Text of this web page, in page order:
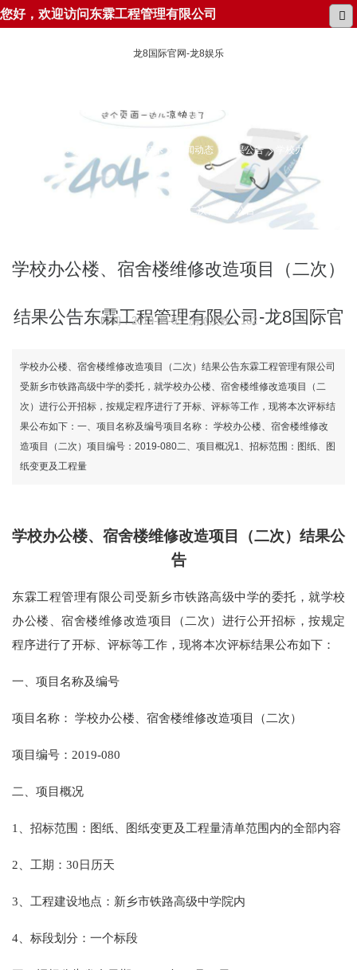
您好，欢迎访问东霖工程管理有限公司
龙8国际官网-龙8娱乐
所在位置： 龙8国际官网-龙8娱乐 新闻动态 结果公告 学校办公楼、宿
舍楼维修改造项目（二次）结果公告
学校办公楼、宿舍楼维修改造项目（二次）
结果公告东霖工程管理有限公司-龙8国际官
网
时间：2019-09-03 浏览次数：162
学校办公楼、宿舍楼维修改造项目（二次）结果公告东霖工程管理有限公司
受新乡市铁路高级中学的委托，就学校办公楼、宿舍楼维修改造项目（二
次）进行公开招标，按规定程序进行了开标、评标等工作，现将本次评标结
果公布如下：一、项目名称及编号项目名称： 学校办公楼、宿舍楼维修改
造项目（二次）项目编号：2019-080二、项目概况1、招标范围：图纸、图
纸变更及工程量
学校办公楼、宿舍楼维修改造项目（二次）结果公
告
东霖工程管理有限公司受新乡市铁路高级中学的委托，就学校
办公楼、宿舍楼维修改造项目（二次）进行公开招标，按规定
程序进行了开标、评标等工作，现将本次评标结果公布如下：
一、项目名称及编号
项目名称： 学校办公楼、宿舍楼维修改造项目（二次）
项目编号： 2019-080
二、项目概况
1、招标范围：图纸、图纸变更及工程量清单范围内的全部内容
2、工期：30日历天
3、工程建设地点：新乡市铁路高级中学院内
4、标段划分：一个标段